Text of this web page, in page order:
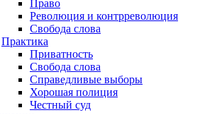
Право
Революция и контрреволюция
Свобода слова
Практика
Приватность
Свобода слова
Справедливые выборы
Хорошая полиция
Честный суд